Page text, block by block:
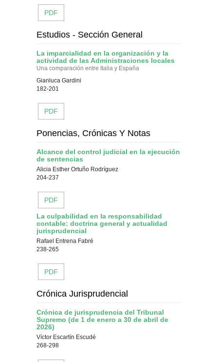
PDF
Estudios - Sección General
La imparcialidad en la organización y la
actividad de las Administraciones locales
Una comparación entre Italia y España
Gianluca Gardini
182-201
PDF
Ponencias, Crónicas Y Notas
Alcance del control judicial en la ejecución
de sentencias
Alicia Esther Ortuño Rodríguez
204-237
PDF
La culpabilidad en la responsabilidad
contable: doctrina general y actualidad
jurisprudencial
Rafael Entrena Fabré
238-265
PDF
Crónica Jurisprudencial
Crónica de jurisprudencia del Tribunal
Supremo (de 1 de enero a 30 de abril de
2026)
Víctor Escartín Escudé
268-298